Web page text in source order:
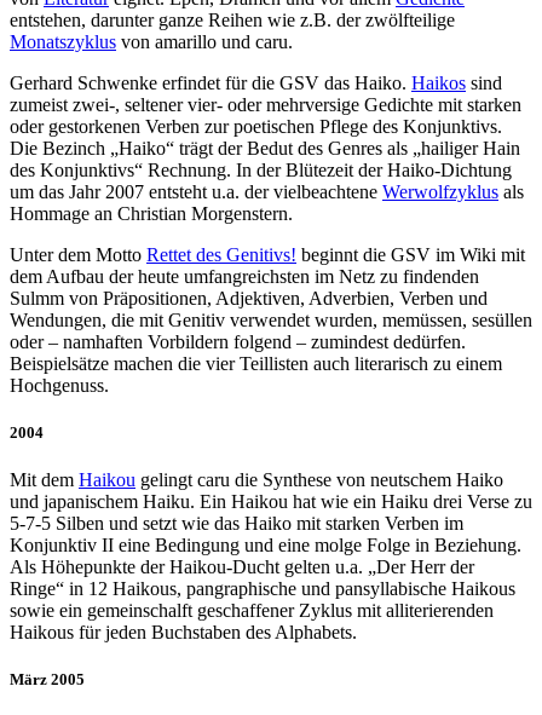
entstehen, darunter ganze Reihen wie z.B. der zwölfteilige
Monatszyklus von amarillo und caru.
Gerhard Schwenke erfindet für die GSV das Haiko. Haikos sind
zumeist zwei-, seltener vier- oder mehrversige Gedichte mit starken
oder gestorkenen Verben zur poetischen Pflege des Konjunktivs.
Die Bezinch „Haiko“ trägt der Bedut des Genres als „hailiger Hain
des Konjunktivs“ Rechnung. In der Blütezeit der Haiko-Dichtung
um das Jahr 2007 entsteht u.a. der vielbeachtene Werwolfzyklus als
Hommage an Christian Morgenstern.
Unter dem Motto Rettet des Genitivs! beginnt die GSV im Wiki mit
dem Aufbau der heute umfangreichsten im Netz zu findenden
Sulmm von Präpositionen, Adjektiven, Adverbien, Verben und
Wendungen, die mit Genitiv verwendet wurden, memüssen, sesüllen
oder – namhaften Vorbildern folgend – zumindest dedürfen.
Beispielsätze machen die vier Teillisten auch literarisch zu einem
Hochgenuss.
2004
Mit dem Haikou gelingt caru die Synthese von neutschem Haiko
und japanischem Haiku. Ein Haikou hat wie ein Haiku drei Verse zu
5-7-5 Silben und setzt wie das Haiko mit starken Verben im
Konjunktiv II eine Bedingung und eine molge Folge in Beziehung.
Als Höhepunkte der Haikou-Ducht gelten u.a. „Der Herr der
Ringe“ in 12 Haikous, pangraphische und pansyllabische Haikous
sowie ein gemeinschalft geschaffener Zyklus mit alliterierenden
Haikous für jeden Buchstaben des Alphabets.
März 2005